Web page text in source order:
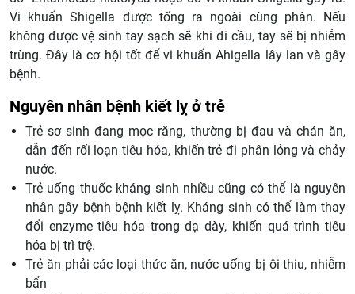
Vi khuẩn Shigella được tống ra ngoài cùng phân. Nếu
không được vệ sinh tay sạch sẽ khi đi cầu, tay sẽ bị nhiễm
trùng. Đây là cơ hội tốt để vi khuẩn Ahigella lây lan và gây
bệnh.
Nguyên nhân bệnh kiết lỵ ở trẻ
Trẻ sơ sinh đang mọc răng, thường bị đau và chán ăn,
dẫn đến rối loạn tiêu hóa, khiến trẻ đi phân lỏng và chảy
nước.
Trẻ uống thuốc kháng sinh nhiều cũng có thể là nguyên
nhân gây bệnh bệnh kiết lỵ. Kháng sinh có thể làm thay
đổi enzyme tiêu hóa trong dạ dày, khiến quá trình tiêu
hóa bị trì trệ.
Trẻ ăn phải các loại thức ăn, nước uống bị ôi thiu, nhiễm
bẩn